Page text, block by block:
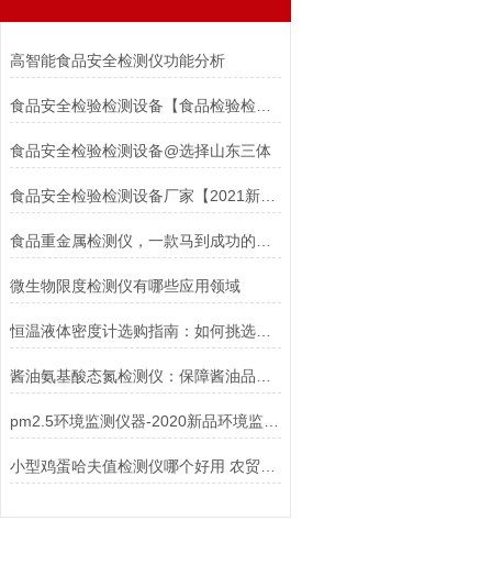
高智能食品安全检测仪功能分析
食品安全检验检测设备@选择山东三体
食品安全检验检测设备厂家【2021新款食品质检主要检验设备】
微生物限度检测仪有哪些应用领域
恒温液体密度计选购指南：如何挑选适合你的仪器
小型鸡蛋哈夫值检测仪哪个好用 农贸市场现场检测推荐